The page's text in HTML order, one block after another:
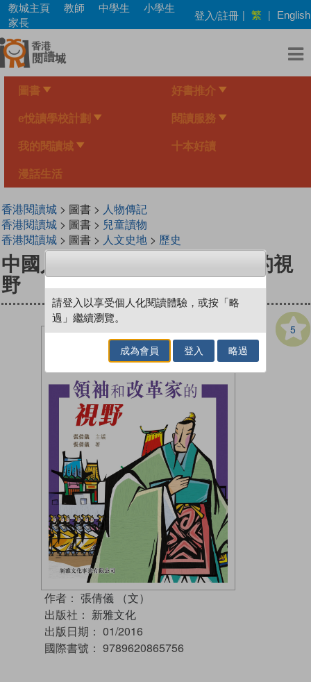
Skip
main
content
教城主頁 教師 中學生
小學生
家長
登入/註冊 | 繁 | English
圖書 好書推介
e悅讀學校計劃 閱讀服務
我的閱讀城 十本好讀
漫話生活
香港閱讀城> 圖書 > 人物傳記
香港閱讀城> 圖書 > 兒童讀物
香港閱讀城> 圖書 > 人文史地> 歷史
中國人的故事－領袖和改革家的視
野
5
作者： 張倩儀 （文）
出版社： 新雅文化
出版日期： 01/2016
國際書號： 9789620865756
請登入以享受個人化閱讀體驗，或按「略
過」繼續瀏覽。
成為會員 登入 略過